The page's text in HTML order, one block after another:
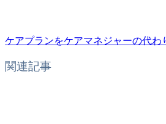
ケアプランをケアマネジャーの代わ
関連記事